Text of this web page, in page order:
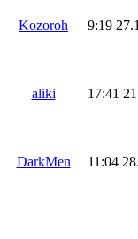
Kozoroh 9:19
aliki 17:41
DarkMen 11:04